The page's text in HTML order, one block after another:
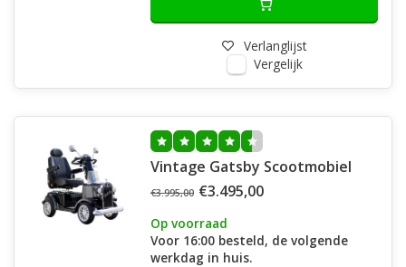
Verlanglijst
Vergelijk
Vintage Gatsby Scootmobiel
€3.995,00 €3.495,00
Op voorraad
Voor 16:00 besteld, de volgende
werkdag in huis.